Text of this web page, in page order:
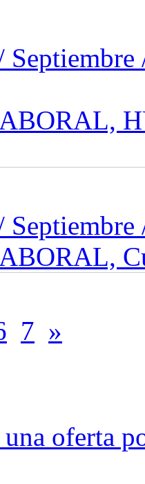
7 »
oferta